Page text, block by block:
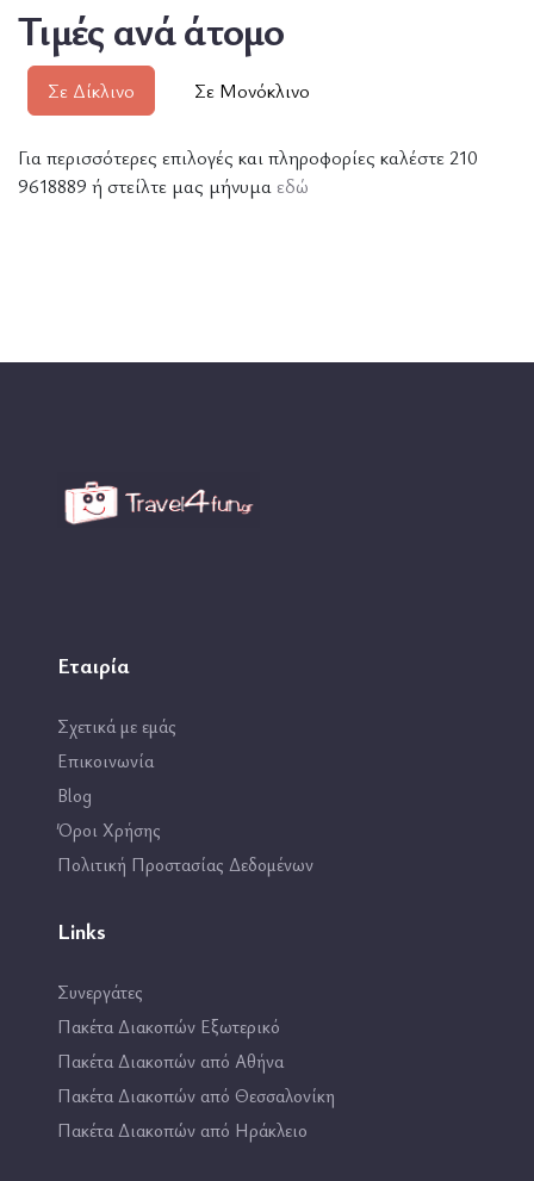
Τιμές ανά άτομο
Σε Δίκλινο Σε Μονόκλινο
Για περισσότερες επιλογές και πληροφορίες καλέστε 210
9618889 ή στείλτε μας μήνυμα εδώ
Εταιρία
Σχετικά με εμάς
Επικοινωνία
Blog
Όροι Χρήσης
Πολιτική Προστασίας Δεδομένων
Links
Συνεργάτες
Πακέτα Διακοπών Εξωτερικό
Πακέτα Διακοπών από Αθήνα
Πακέτα Διακοπών από Θεσσαλονίκη
Πακέτα Διακοπών από Ηράκλειο